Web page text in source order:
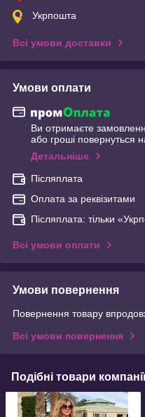
Укрпошта
Всі умови доставки
Умови оплати
Ви отримаєте
або гроші повернуться
Детальніше
Післяплата
Оплата за реквізитами
Післяплата: тільки
Всі умови оплати
Умови повернення
Повернення товару
Всі умови повернення
Подібні товари